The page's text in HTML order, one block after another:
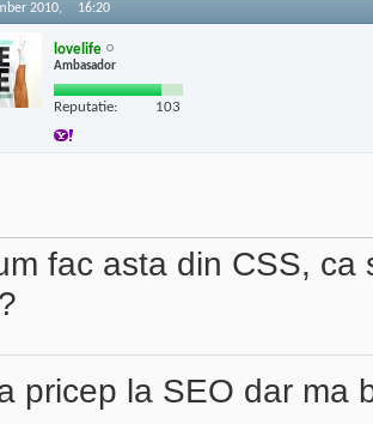
2010, 16:20
lovelife
Ambasador
Reputatie: 103
fac asta din CSS,
pricep la SEO dar ma